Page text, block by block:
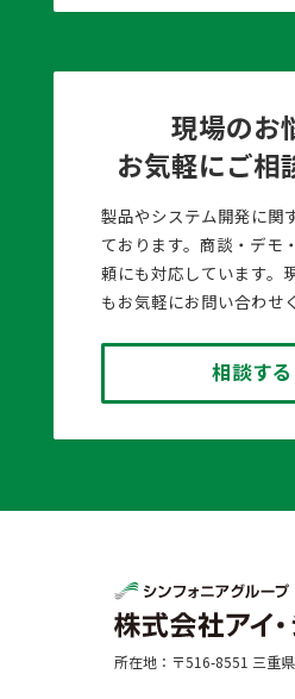
現場のお
お気軽にご相
製品やシステム開発に関
ております。商談・デモ
頼にも対応しています。
もお気軽にお問い合わせ
相談する
所在地：〒516-8551 三重